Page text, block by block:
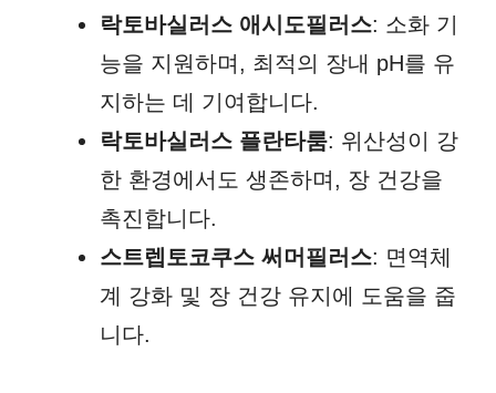
락토바실러스 애시도필러스: 소화 기
능을 지원하며, 최적의 장내 pH를 유
지하는 데 기여합니다.
락토바실러스 플란타룸: 위산성이 강
한 환경에서도 생존하며, 장 건강을
촉진합니다.
스트렙토코쿠스 써머필러스: 면역체
계 강화 및 장 건강 유지에 도움을 줍
니다.